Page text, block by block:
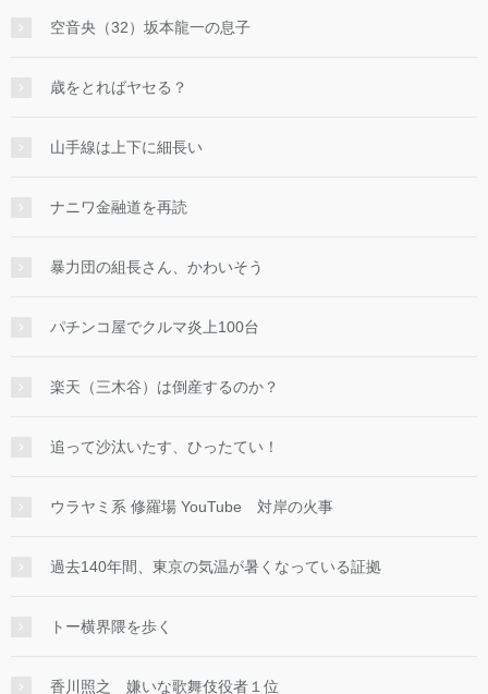
空音央（32）坂本龍一の息子
歳をとればヤセる？
山手線は上下に細長い
ナニワ金融道を再読
暴力団の組長さん、かわいそう
パチンコ屋でクルマ炎上100台
楽天（三木谷）は倒産するのか？
追って沙汰いたす、ひったてい！
ウラヤミ系 修羅場 YouTube 対岸の火事
過去140年間、東京の気温が暑くなっている証拠
トー横界隈を歩く
香川照之 嫌いな歌舞伎役者１位